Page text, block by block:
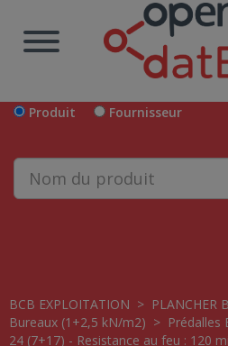
Produit Fournisseur
BCB EXPLOITATION > PLANCHER
Bureaux (1+2,5 kN/m2) > Prédalles
24 (7+17) - Resistance au feu : 120